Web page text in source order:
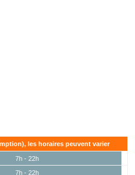
les horaires peuvent varier
7h - 22h
7h - 22h